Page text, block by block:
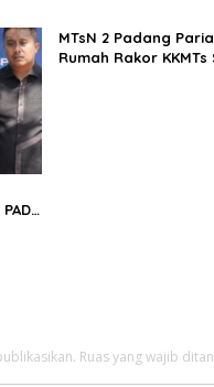
MTsN 2 Padang
Rumah Rakor
Ruas yang wajib